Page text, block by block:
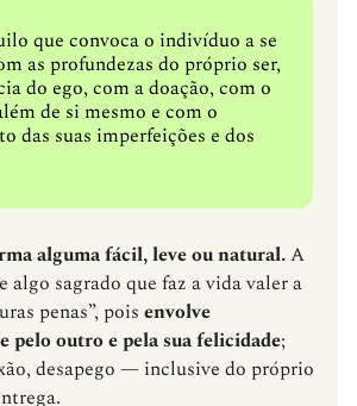
que convoca o indivíduo a se
as profundezas do próprio ser,
do ego, com a doação, com o
de si mesmo e com o
das suas imperfeições e dos
alguma fácil, leve ou natural.A
algo sagrado que faz a vida valer a
penas”, pois envolve
pelo outro e pela sua felicidade;
desapego — inclusive do próprio